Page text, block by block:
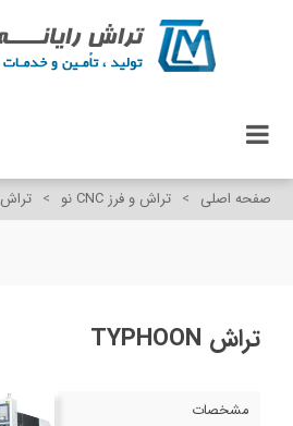
صفحه اصلی > تراش و فرز CNC نو > تراش TYPHOON
تراش TYPHOON
مشخصات